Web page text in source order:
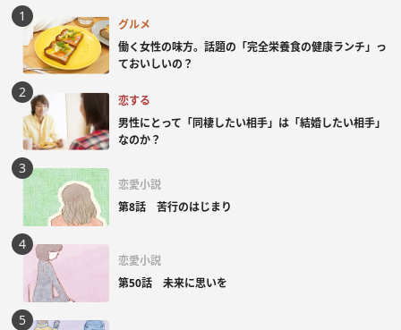
グルメ
働く女性の味方。話題の「完全栄養食の健康ランチ」っ
ておいしいの？
恋する
男性にとって「同棲したい相手」は「結婚したい相手」
なのか？
恋愛小説
第8話 苦行のはじまり
恋愛小説
第50話 未来に思いを